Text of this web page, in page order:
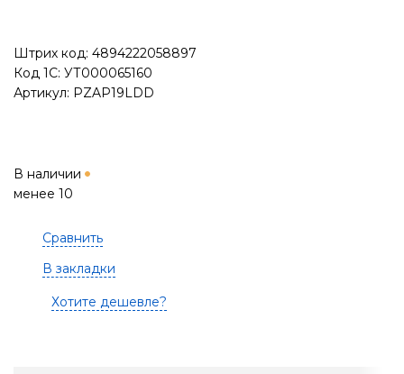
Штрих код: 4894222058897
Код 1С: УТ000065160
Артикул: PZAP19LDD
В наличии
менее 10
Сравнить
В закладки
Хотите дешевле?